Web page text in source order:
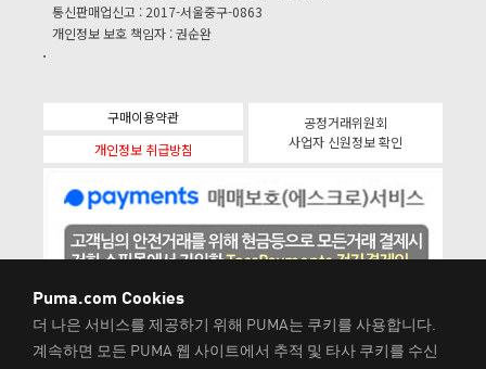
통신판매업신고 : 2017-서울중구-0863
개인정보 보호 책임자 : 권순완
구매이용약관
개인정보 취급방침
공정거래위원회
사업자 신원정보 확인